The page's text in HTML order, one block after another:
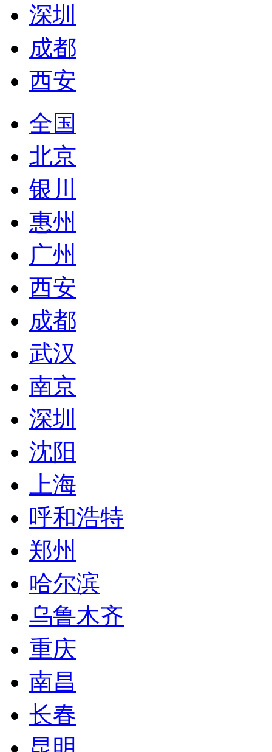
深圳
成都
西安
全国
北京
银川
惠州
广州
西安
成都
武汉
南京
深圳
沈阳
上海
呼和浩特
郑州
哈尔滨
乌鲁木齐
重庆
南昌
长春